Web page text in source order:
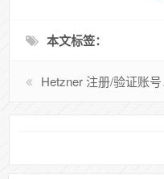
本文标签：
Hetzner 注册/验证账号方法